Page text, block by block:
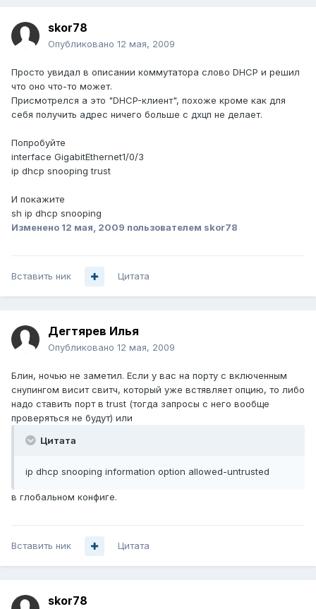
skor78
Опубликовано 12 мая, 2009
Просто увидал в описании коммутатора слово DHCP и решил
что оно что-то может.
Присмотрелся а это "DHCP-клиент", похоже кроме как для
себя получить адрес ничего больше с дхцп не делает.
Попробуйте
interface GigabitEthernet1/0/3
ip dhcp snooping trust
И покажите
sh ip dhcp snooping
Изменено 12 мая, 2009 пользователем skor78
Вставить ник Цитата
Дегтярев Илья
Опубликовано 12 мая, 2009
Блин, ночью не заметил. Если у вас на порту с включенным
снупингом висит свитч, который уже встявляет опцию, то либо
надо ставить порт в trust (тогда запросы с него вообще
проверяться не будут) или
Цитата
ip dhcp snooping information option allowed-untrusted
в глобальном конфиге.
Вставить ник Цитата
skor78